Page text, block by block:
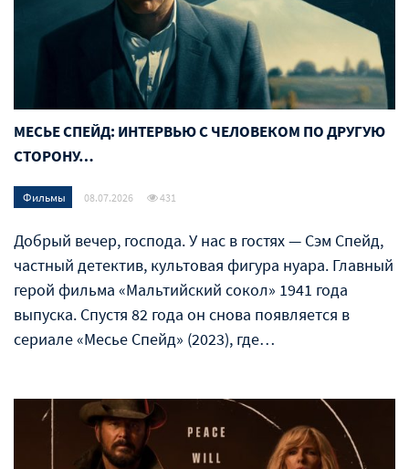
МЕСЬЕ CПЕЙД: ИНТЕРВЬЮ С ЧЕЛОВЕКОМ ПО ДРУГУЮ
СТОРОНУ…
Фильмы 08.07.2026 431
Добрый вечер, господа. У нас в гостях — Сэм Спейд,
частный детектив, культовая фигура нуара. Главный
герой фильма «Мальтийский сокол» 1941 года
выпуска. Спустя 82 года он снова появляется в
сериале «Месье Спейд» (2023), где…